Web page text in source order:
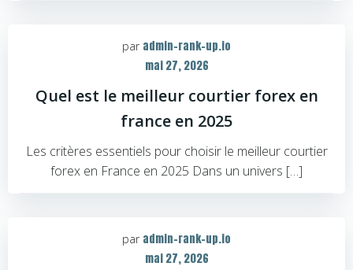
par admin-rank-up.io
mai 27, 2026
Quel est le meilleur courtier forex en
france en 2025
Les critères essentiels pour choisir le meilleur courtier
forex en France en 2025 Dans un univers […]
par admin-rank-up.io
mai 27, 2026